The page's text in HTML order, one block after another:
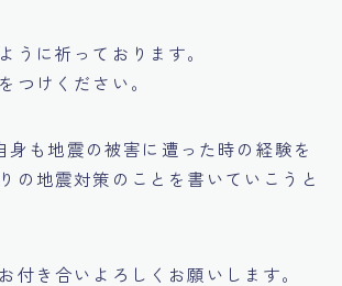
うに祈っております。
つけください。
身も地震の被害に遭った時の経験を
の地震対策のことを書いていこうと
付き合いよろしくお願いします。